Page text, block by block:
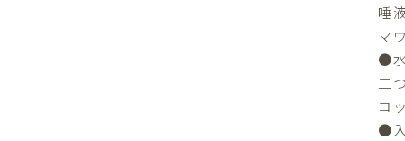
唾
マ
●
二
コ
●